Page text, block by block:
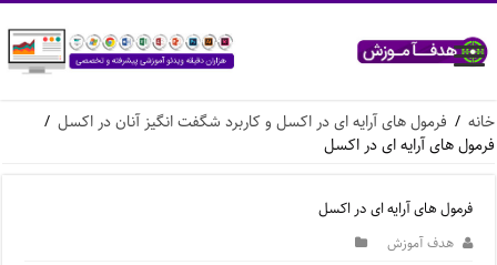
خانه / فرمول های آرایه ای در اکسل و کاربرد شگفت انگیز آنان در اکسل /
فرمول های آرایه ای در اکسل
فرمول های آرایه ای در اکسل
هدف آموزش